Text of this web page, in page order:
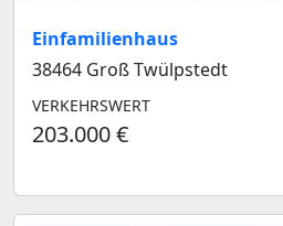
Einfamilienhaus
38464 Groß Twülpstedt
VERKEHRSWERT
203.000 €